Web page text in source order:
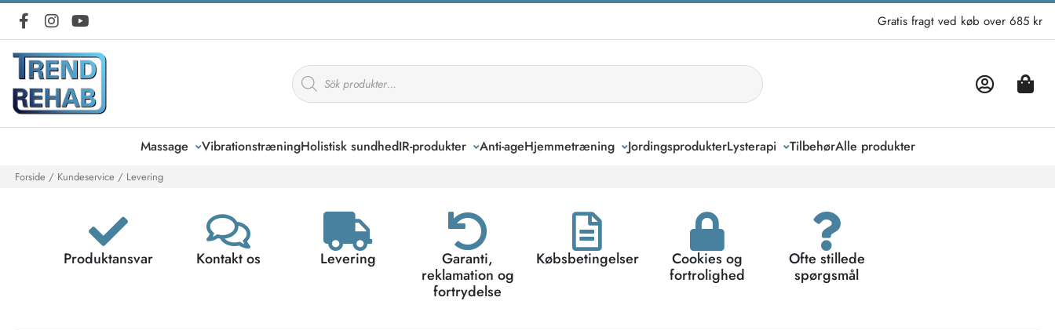
Gratis fragt ved køb over 685 kr
Massage VibrationstræningHolistisk sundhedIR-produkter Anti-ageHjemmetræning JordingsprodukterLysterapi TilbehørAlle produkter
Forside / Kundeservice / Levering
Produktansvar Kontakt os Levering
Garanti,
reklamation og
fortrydelse
Købsbetingelser
Cookies og
fortrolighed
Ofte stillede
spørgsmål